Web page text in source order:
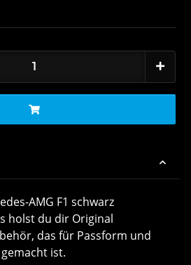
AMG F1 schwarz
holst du dir Original
das für Passform und
ist.